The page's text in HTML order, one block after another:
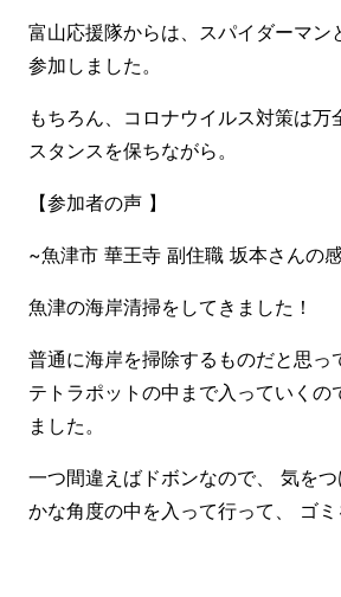
富山応援隊からは、スパイダーマン
参加しました。
もちろん、コロナウイルス対策は万
スタンスを保ちながら。
【参加者の声 】
~魚津市 華王寺 副住職 坂本さんの
魚津の海岸清掃をしてきました！
普通に海岸を掃除するものだと思っ
テトラポットの中まで入っていくの
ました。
一つ間違えばドボンなので、 気を
かな角度の中を入って行って、 ゴミ